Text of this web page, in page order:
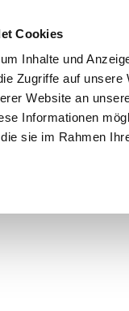
Cookies
Inhalte und
Zugriffe auf
Website an
Informationen
sie im Rahmen